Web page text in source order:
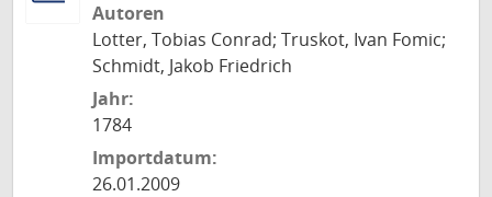
Autoren
Lotter, Tobias Conrad; Truskot, Ivan Fomic;
Schmidt, Jakob Friedrich
Jahr:
1784
Importdatum:
26.01.2009